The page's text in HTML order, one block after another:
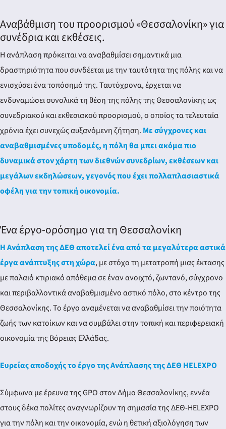
Αναβάθμιση του προορισμού «Θεσσαλονίκη» για
συνέδρια και εκθέσεις.
Η ανάπλαση πρόκειται να αναβαθμίσει σημαντικά μια
δραστηριότητα που συνδέεται με την ταυτότητα της πόλης και να
ενισχύσει ένα τοπόσημό της. Ταυτόχρονα, έρχεται να
ενδυναμώσει συνολικά τη θέση της πόλης της Θεσσαλονίκης ως
συνεδριακού και εκθεσιακού προορισμού, ο οποίος τα τελευταία
χρόνια έχει συνεχώς αυξανόμενη ζήτηση. Με σύγχρονες και
αναβαθμισμένες υποδομές, η πόλη θα μπει ακόμα πιο
δυναμικά στον χάρτη των διεθνών συνεδρίων, εκθέσεων και
μεγάλων εκδηλώσεων, γεγονός που έχει πολλαπλασιαστικά
οφέλη για την τοπική οικονομία.
Ένα έργο-ορόσημο για τη Θεσσαλονίκη
Η Ανάπλαση της ΔΕΘ αποτελεί ένα από τα μεγαλύτερα αστικά
έργα ανάπτυξης στη χώρα, με στόχο τη μετατροπή μιας έκτασης
με παλαιό κτιριακό απόθεμα σε έναν ανοιχτό, ζωντανό, σύγχρονο
και περιβαλλοντικά αναβαθμισμένο αστικό πόλο, στο κέντρο της
Θεσσαλονίκης. Το έργο αναμένεται να αναβαθμίσει την ποιότητα
ζωής των κατοίκων και να συμβάλει στην τοπική και περιφερειακή
οικονομία της Βόρειας Ελλάδας.
Ευρείας αποδοχής το έργο της Ανάπλασης της ΔΕΘ HELEXPO
Σύμφωνα με έρευνα της GPO στον Δήμο Θεσσαλονίκης, εννέα
στους δέκα πολίτες αναγνωρίζουν τη σημασία της ΔΕΘ-HELEXPO
για την πόλη και την οικονομία, ενώ η θετική αξιολόγηση των